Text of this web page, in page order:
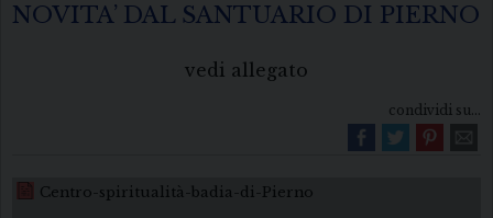
NOVITA’ DAL SANTUARIO DI PIERNO
vedi allegato
condividi su...
Centro-spiritualità-badia-di-Pierno